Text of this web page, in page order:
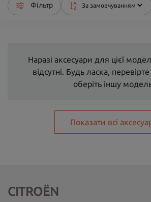
Фільтр
Наразі аксесуари для цієї
відсутні. Будь ласка,
оберіть іншу
Показати всі
CITROËN